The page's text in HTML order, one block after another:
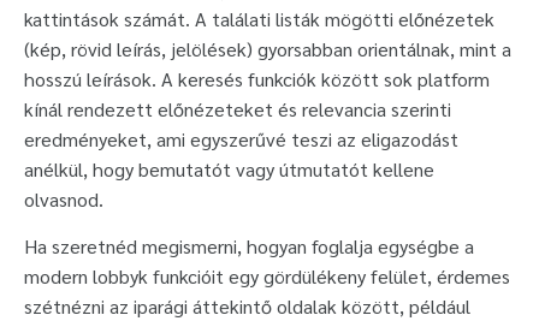
kattintások számát. A találati listák mögötti előnézetek
(kép, rövid leírás, jelölések) gyorsabban orientálnak, mint a
hosszú leírások. A keresés funkciók között sok platform
kínál rendezett előnézeteket és relevancia szerinti
eredményeket, ami egyszerűvé teszi az eligazodást
anélkül, hogy bemutatót vagy útmutatót kellene
olvasnod.
Ha szeretnéd megismerni, hogyan foglalja egységbe a
modern lobbyk funkcióit egy gördülékeny felület, érdemes
szétnézni az iparági áttekintő oldalak között, például